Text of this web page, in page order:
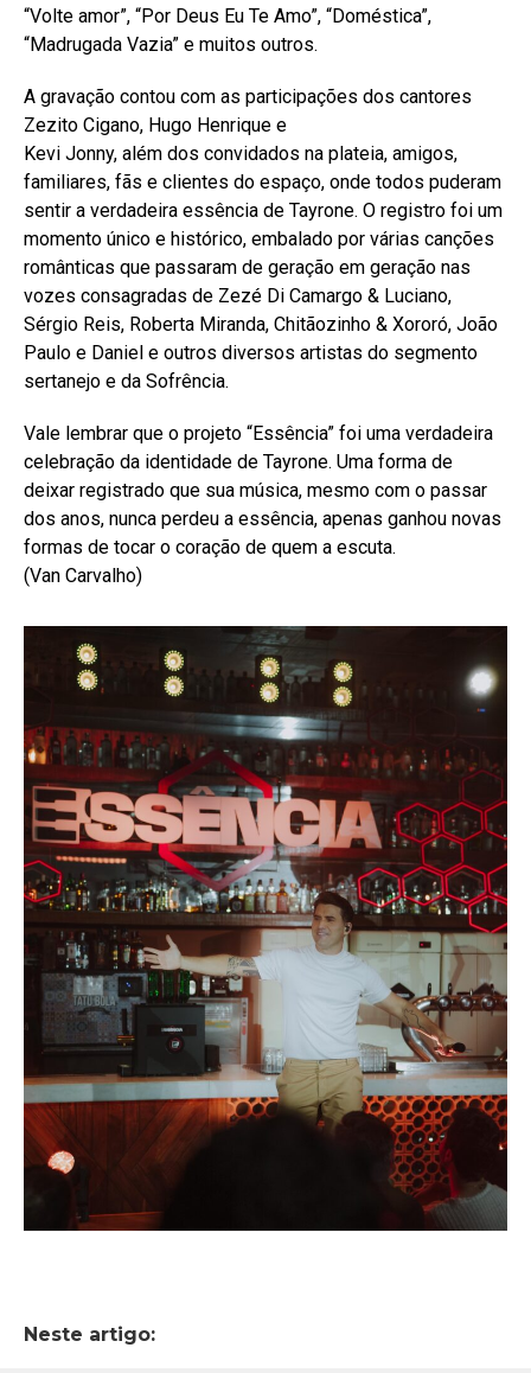
“Volte amor”, “Por Deus Eu Te Amo”, “Doméstica”,
“Madrugada Vazia” e muitos outros.
A gravação contou com as participações dos cantores
Zezito Cigano, Hugo Henrique e
Kevi Jonny, além dos convidados na plateia, amigos,
familiares, fãs e clientes do espaço, onde todos puderam
sentir a verdadeira essência de Tayrone. O registro foi um
momento único e histórico, embalado por várias canções
românticas que passaram de geração em geração nas
vozes consagradas de Zezé Di Camargo & Luciano,
Sérgio Reis, Roberta Miranda, Chitãozinho & Xororó, João
Paulo e Daniel e outros diversos artistas do segmento
sertanejo e da Sofrência.
Vale lembrar que o projeto “Essência” foi uma verdadeira
celebração da identidade de Tayrone. Uma forma de
deixar registrado que sua música, mesmo com o passar
dos anos, nunca perdeu a essência, apenas ganhou novas
formas de tocar o coração de quem a escuta.
(Van Carvalho)
Neste artigo: